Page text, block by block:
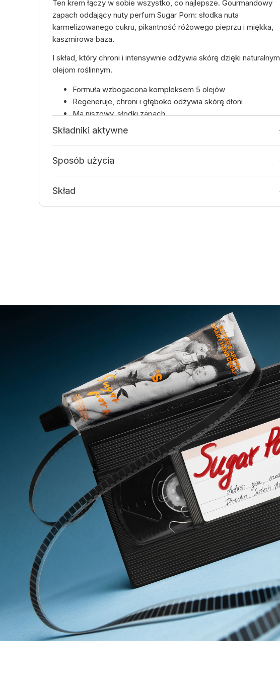
Ten krem łączy w sobie wszystko, co najlepsze. Gourmandowy
zapach oddający nuty perfum Sugar Porn: słodka nuta
karmelizowanego cukru, pikantność różowego pieprzu i miękka,
kaszmirowa baza.
I skład, który chroni i intensywnie odżywia skórę dzięki naturalnym
olejom roślinnym.
Formuła wzbogacona kompleksem 5 olejów
Regeneruje, chroni i głęboko odżywia skórę dłoni
Ma niszowy, słodki zapach
Idealny na chłodniejszą porę roku
Składniki aktywne
Sposób użycia
Skład